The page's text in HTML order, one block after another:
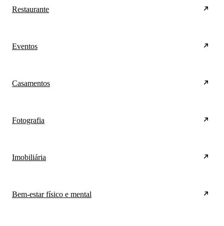
Restaurante
Eventos
Casamentos
Fotografia
Imobiliária
Bem-estar físico e mental